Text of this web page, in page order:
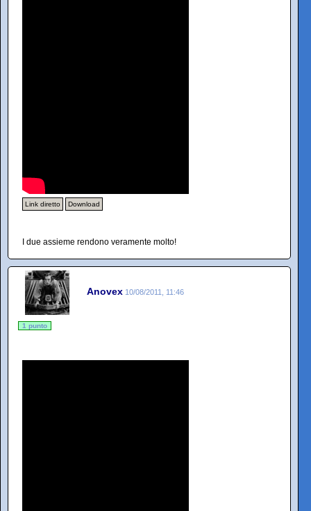
Link diretto Download
I due assieme rendono veramente molto!
Anovex 10/08/2011, 11:46
1 punto